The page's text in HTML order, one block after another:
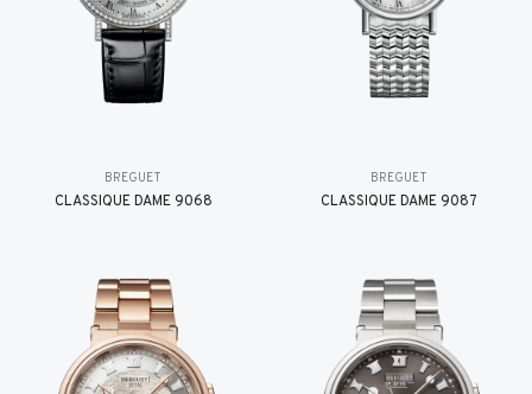
BREGUET
CLASSIQUE DAME 9068
BREGUET
CLASSIQUE DAME 9087